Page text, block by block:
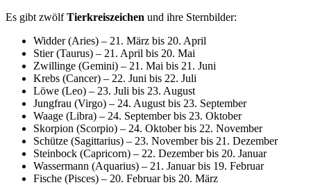
Es gibt zwölfTierkreiszeichen und ihre Sternbilder:
Widder (Aries) – 21. März bis 20. April
Stier (Taurus) – 21. April bis 20. Mai
Zwillinge (Gemini) – 21. Mai bis 21. Juni
Krebs (Cancer) – 22. Juni bis 22. Juli
Löwe (Leo) – 23. Juli bis 23. August
Jungfrau (Virgo) – 24. August bis 23. September
Waage (Libra) – 24. September bis 23. Oktober
Skorpion (Scorpio) – 24. Oktober bis 22. November
Schütze (Sagittarius) – 23. November bis 21. Dezember
Steinbock (Capricorn) – 22. Dezember bis 20. Januar
Wassermann (Aquarius) – 21. Januar bis 19. Februar
Fische (Pisces) – 20. Februar bis 20. März